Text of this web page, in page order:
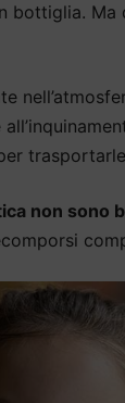
bottiglia. Ma
non sono